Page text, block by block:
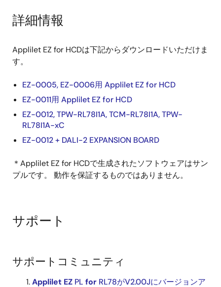
詳細情報
Applilet EZ for HCDは下記からダウンロードいただけま
す。
EZ-0005, EZ-0006用 Applilet EZ for HCD
EZ-0011用 Applilet EZ for HCD
EZ-0012, TPW-RL78I1A, TCM-RL78I1A, TPW-
RL78I1A-xC
EZ-0012 + DALI-2 EXPANSION BOARD
＊Applilet EZ for HCDで生成されたソフトウェアはサン
プルです。 動作を保証するものではありません。
サポート
サポートコミュニティ
Applilet EZ PL for RL78がV2.00Jにバージョンア